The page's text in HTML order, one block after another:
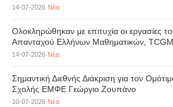
14-07-2026 Νέα
Ολοκληρώθηκαν με επιτυχία οι εργασίες
Απανταχού Ελλήνων Μαθηματικών,
14-07-2026 Νέα
Σημαντική Διεθνής Διάκριση για τον
Σχολής ΕΜΦΕ Γεώργιο Ζουπάνο
10-07-2026 Νέα